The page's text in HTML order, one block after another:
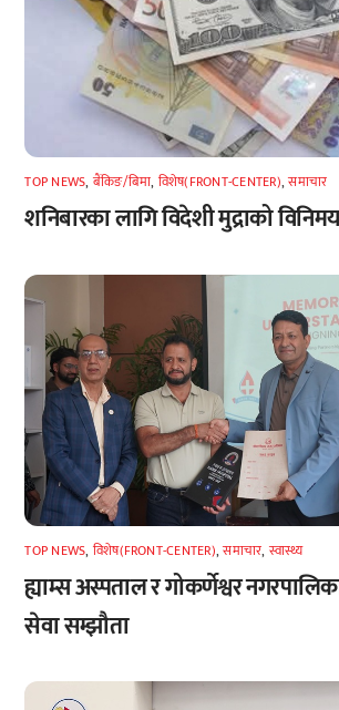
TOP NEWS, बैंकिङ/बिमा, विशेष(FRONT-CENTER),समाचार
शनिबारका लागि विदेशी मुद्राको
TOP NEWS, विशेष(FRONT-CENTER),समाचार, स्वास्थ्य
ह्याम्स अस्पताल र गोकर्णेश्वर
सेवा सम्झौता